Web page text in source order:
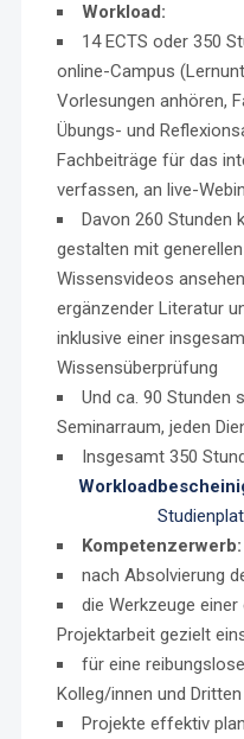
Workload:
14 ECTS oder 350
online-Campus
Vorlesungen anhören,
Übungs- und
Fachbeiträge für das
verfassen, an live-
Davon 260 Stunden
gestalten mit
Wissensvideos
ergänzender Literatur
inklusive einer
Wissensüberprüfung
Und ca. 90 Stunden
Seminarraum, jeden
Insgesamt 350
Kompetenzerwerb:
nach Absolvierung
die Werkzeuge
Projektarbeit gezielt
für eine
Kolleg/innen und
Projekte effektiv